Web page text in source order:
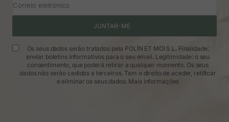
Correio eletrónico
JUNTAR-ME
Os seus dados serão tratados pela POLÍN ET MOI S.L. Finalidade:
enviar boletins informativos para o seu email. Legitimidade: o seu
consentimento, que poderá retirar a qualquer momento. Os seus
dados não serão cedidos a terceiros. Tem o direito de aceder, retificar
e eliminar os seus dados. Mais informações